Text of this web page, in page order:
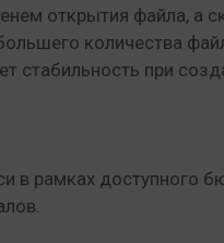
открытия файла, а
количества
стабильность при
в рамках доступного